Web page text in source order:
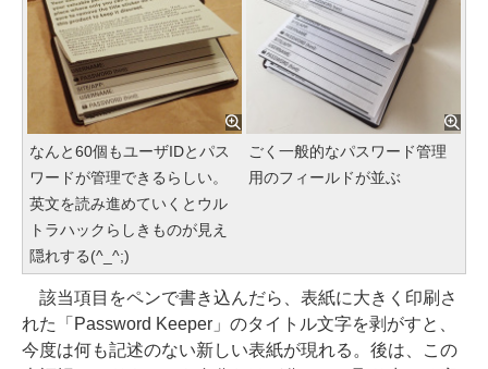
なんと60個もユーザIDとパス
ワードが管理できるらしい。
英文を読み進めていくとウル
トラハックらしきものが見え
隠れする(^_^;)
ごく一般的なパスワード管理
用のフィールドが並ぶ
該当項目をペンで書き込んだら、表紙に大きく印刷さ
れた「Password Keeper」のタイトル文字を剥がすと、
今度は何も記述のない新しい表紙が現れる。後は、この